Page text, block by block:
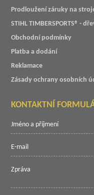
Prodloužení záruky na
STIHL TIMBERSPORTS® -
Obchodní podmínky
Platba a dodání
Reklamace
Zásady ochrany osobních
KONTAKTNÍ